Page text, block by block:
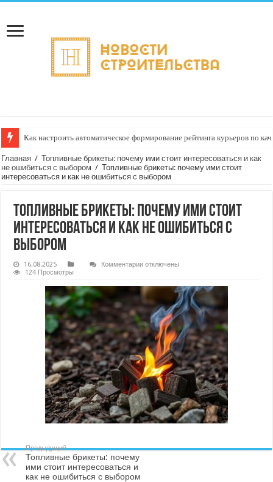
Как настроить автоматическое формирование рейтинга курьеров по
Главная / Топливные брикеты: почему ими стоит интересоваться и как
не ошибиться с выбором / Топливные брикеты: почему ими стоит
интересоваться и как не ошибиться с выбором
Топливные брикеты: почему ими стоит
интересоваться и как не ошибиться с
выбором
16.08.2025 Комментариик
брикеты:
почему
ими
стоит
интересоваться
и
как
не
ошибиться
с
выбором
отключены
124 Просмотры
Предыдущий
Топливные брикеты: почему
ими стоит интересоваться и
как не ошибиться с выбором